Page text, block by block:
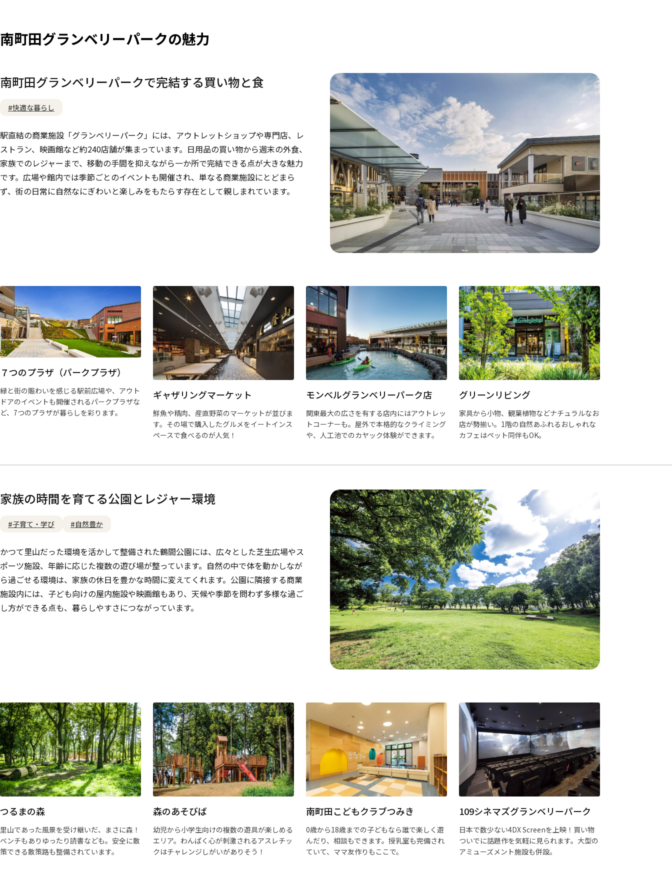
南町田グランベリーパークの魅力
南町田グランベリーパークで完結する買い物と食
駅直結の商業施設「グランベリーパーク」には、アウトレットショップや専門店、レ
ストラン、映画館など約240店舗が集まっています。日用品の買い物から週末の外食、
家族でのレジャーまで、移動の手間を抑えながら一か所で完結できる点が大きな魅力
です。広場や館内では季節ごとのイベントも開催され、単なる商業施設にとどまら
ず、街の日常に自然なにぎわいと楽しみをもたらす存在として親しまれています。
#快適な暮らし
７つのプラザ（パークプラザ）
緑と街の賑わいを感じる駅前広場や、アウト
ドアのイベントも開催されるパークプラザな
ど、7つのプラザが暮らしを彩ります。
ギャザリングマーケット
鮮魚や精肉、産直野菜のマーケットが並びま
す。その場で購入したグルメをイートインス
ペースで食べるのが人気！
モンベルグランベリーパーク店
関東最大の広さを有する店内にはアウトレッ
トコーナーも。屋外で本格的なクライミング
や、人工池でのカヤック体験ができます。
グリーンリビング
家具から小物、観葉植物などナチュラルなお
店が勢揃い。1階の自然あふれるおしゃれな
カフェはペット同伴もOK。
家族の時間を育てる公園とレジャー環境
かつて里山だった環境を活かして整備された鶴間公園には、広々とした芝生広場やス
ポーツ施設、年齢に応じた複数の遊び場が整っています。自然の中で体を動かしなが
ら過ごせる環境は、家族の休日を豊かな時間に変えてくれます。公園に隣接する商業
施設内には、子ども向けの屋内施設や映画館もあり、天候や季節を問わず多様な過ご
し方ができる点も、暮らしやすさにつながっています。
#子育て・学び #自然豊か
つるまの森
里山であった風景を受け継いだ、まさに森！
ベンチもありゆったり読書なども。安全に散
策できる散策路も整備されています。
森のあそびば
幼児から小学生向けの複数の遊具が楽しめる
エリア。わんぱく心が刺激されるアスレチッ
クはチャレンジしがいがありそう！
南町田こどもクラブつみき
0歳から18歳までの子どもなら誰で楽しく遊
んだり、相談もできます。授乳室も完備され
ていて、ママ友作りもここで。
109シネマズグランベリーパーク
日本で数少ない4DX Screenを上映！買い物
ついでに話題作を気軽に見られます。大型の
アミューズメント施設も併設。